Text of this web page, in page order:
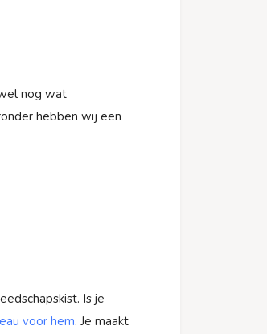
nog wat
hebben wij een
Is je
voor hem. Je maakt